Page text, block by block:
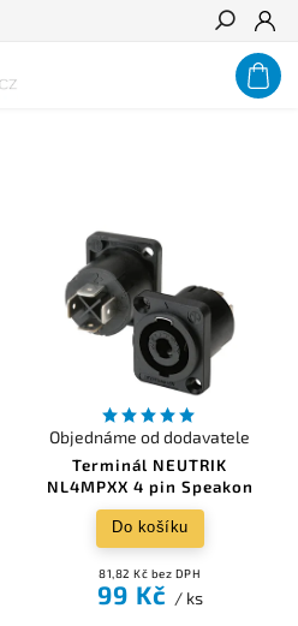
Hledat
Terminál NEUTRIK
NL4MPXX 4 pin Speakon
Objednáme od dodavatele
81,82 Kč bez DPH
99 Kč / ks
Do košíku